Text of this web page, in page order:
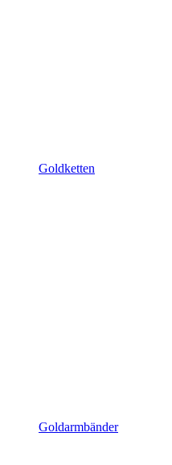
Goldketten
Goldarmbänder